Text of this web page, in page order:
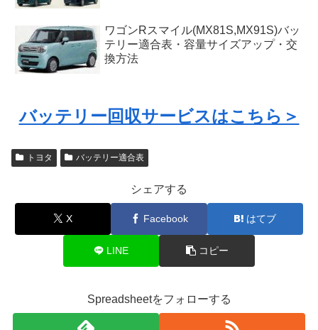
ワゴンRスマイル(MX81S,MX91S)バッ
テリー適合表・容量サイズアップ・交
換方法
バッテリー回収サービスはこちら＞
トヨタ バッテリー適合表
シェアする
X Facebook はてブ
LINE コピー
Spreadsheetをフォローする